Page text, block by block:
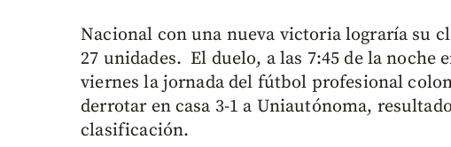
Nacional con una nueva victoria lograría su
27 unidades. El duelo, a las 7:45 de la noche
viernes la jornada del fútbol profesional
derrotar en casa 3-1 a Uniautónoma,
clasificación.